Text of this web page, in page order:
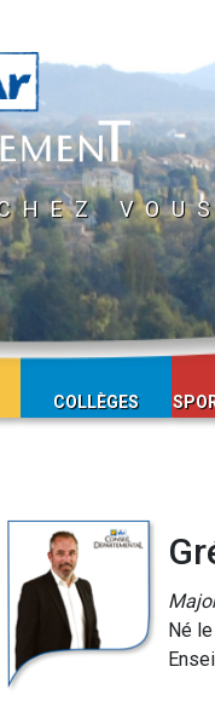
COLLÈGES
Né